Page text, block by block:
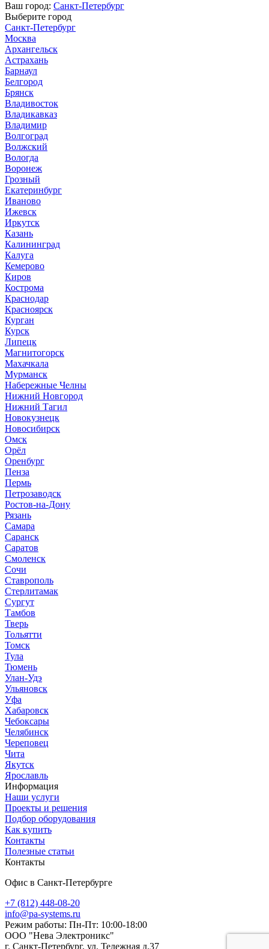
Ваш город: Санкт-Петербург
Выберите город
Санкт-Петербург
Москва
Архангельск
Астрахань
Барнаул
Белгород
Брянск
Владивосток
Владикавказ
Владимир
Волгоград
Волжский
Вологда
Воронеж
Грозный
Екатеринбург
Иваново
Ижевск
Иркутск
Казань
Калининград
Калуга
Кемерово
Киров
Кострома
Краснодар
Красноярск
Курган
Курск
Липецк
Магнитогорск
Махачкала
Мурманск
Набережные Челны
Нижний Новгород
Нижний Тагил
Новокузнецк
Новосибирск
Омск
Орёл
Оренбург
Пенза
Пермь
Петрозаводск
Ростов-на-Дону
Рязань
Самара
Саранск
Саратов
Смоленск
Сочи
Ставрополь
Стерлитамак
Сургут
Тамбов
Тверь
Тольятти
Томск
Тула
Тюмень
Улан-Удэ
Ульяновск
Уфа
Хабаровск
Чебоксары
Челябинск
Череповец
Чита
Якутск
Ярославль
Информация
Наши услуги
Проекты и решения
Подбор оборудования
Как купить
Контакты
Полезные статьи
Контакты
Офис в Санкт-Петербурге
+7 (812) 448-08-20
info@pa-systems.ru
Режим работы: Пн-Пт: 10:00-18:00
ООО "Нева Электроникс"
г. Санкт-Петербург, ул. Тележная д.37